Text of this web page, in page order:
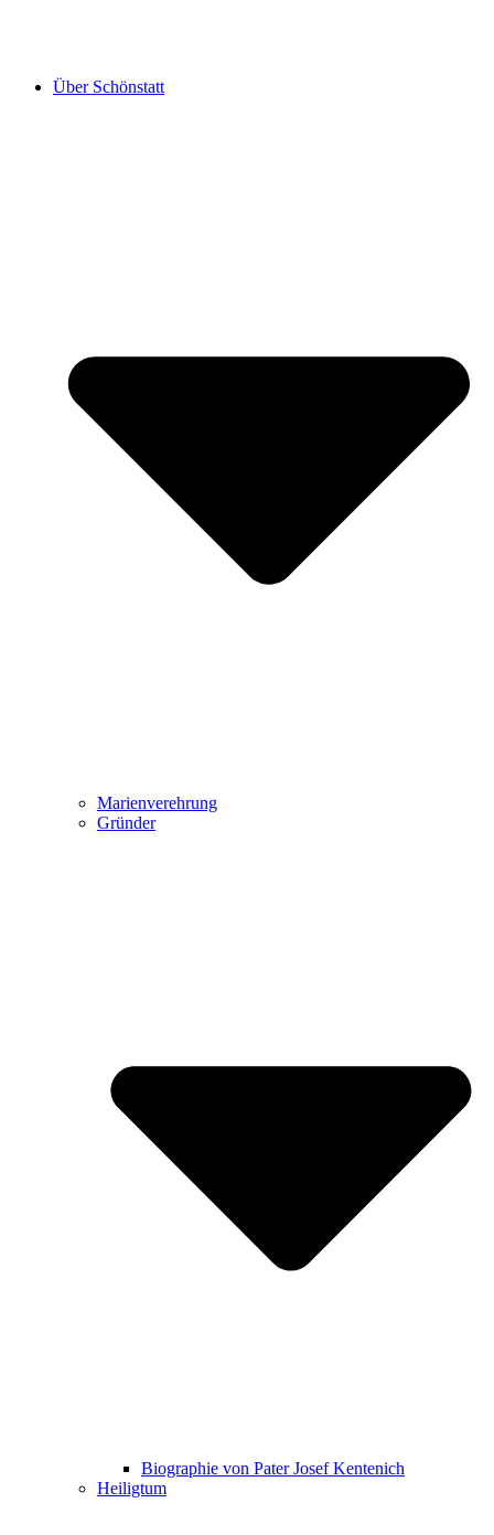
Über Schönstatt
Marienverehrung
Gründer
Biographie von Pater Josef Kentenich
Heiligtum